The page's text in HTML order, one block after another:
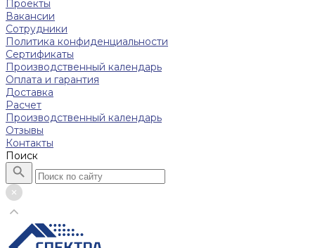
Проекты
Вакансии
Сотрудники
Политика конфиденциальности
Сертификаты
Производственный календарь
Оплата и гарантия
Доставка
Расчет
Производственный календарь
Отзывы
Контакты
Поиск